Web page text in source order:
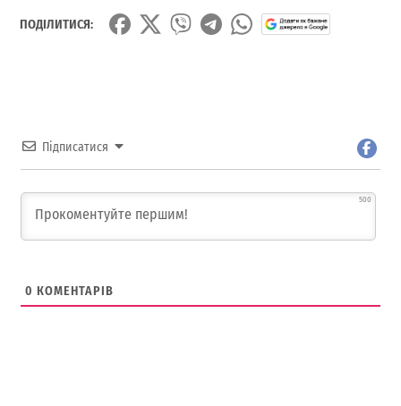
ПОДІЛИТИСЯ:
Підписатися
500
0 КОМЕНТАРІВ